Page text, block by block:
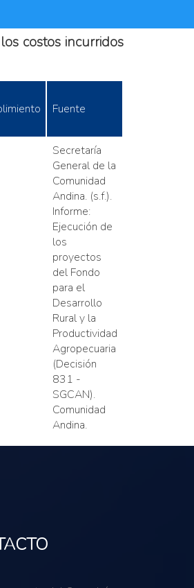
costos incurridos
Fuente
Secretaría
General de la
Comunidad
Andina. (s.f.).
Informe:
Ejecución de
los
proyectos
del Fondo
para el
Desarrollo
Rural y la
Productividad
Agropecuaria
(Decisión
831 -
SGCAN).
Comunidad
Andina.